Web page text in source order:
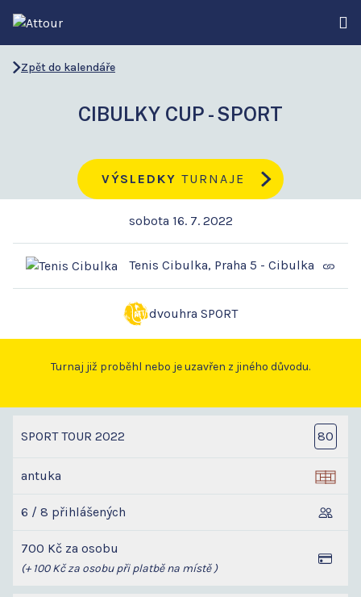
Zpět do kalendáře
CIBULKY CUP - SPORT
VÝSLEDKY TURNAJE
sobota 16. 7. 2022
Tenis Cibulka, Praha 5 - Cibulka
dvouhra SPORT
Turnaj již proběhl nebo je uzavřen z jiného důvodu.
SPORT TOUR 2022 80
antuka
6 / 8 přihlášených
700 Kč za osobu
(+ 100 Kč za osobu při platbě na místě )